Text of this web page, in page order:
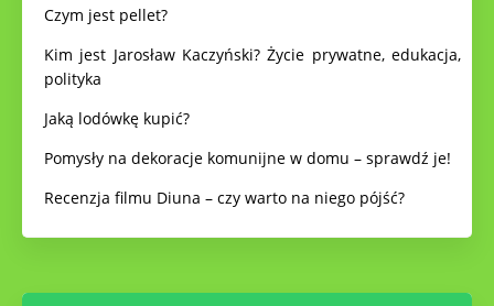
Czym jest pellet?
Kim jest Jarosław Kaczyński? Życie prywatne, edukacja,
polityka
Jaką lodówkę kupić?
Pomysły na dekoracje komunijne w domu – sprawdź je!
Recenzja filmu Diuna – czy warto na niego pójść?